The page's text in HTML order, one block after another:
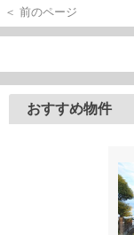
＜ 前のページ
おすすめ物件